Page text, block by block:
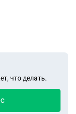
что делать.